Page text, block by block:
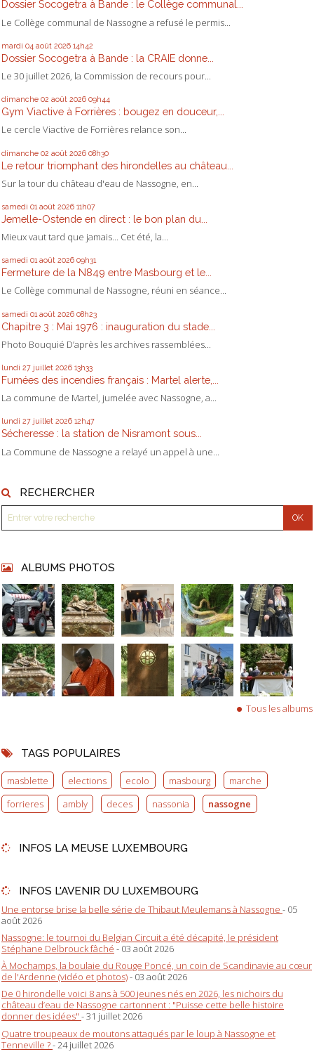
Dossier Socogetra à Bande : le Collège communal...
Le Collège communal de Nassogne a refusé le permis...
mardi 04 août 2026 14h42
Dossier Socogetra à Bande : la CRAIE donne...
Le 30 juillet 2026, la Commission de recours pour...
dimanche 02 août 2026 09h44
Gym Viactive à Forrières : bougez en douceur,...
Le cercle Viactive de Forrières relance son...
dimanche 02 août 2026 08h30
Le retour triomphant des hirondelles au château...
Sur la tour du château d'eau de Nassogne, en...
samedi 01 août 2026 11h07
Jemelle-Ostende en direct : le bon plan du...
Mieux vaut tard que jamais... Cet été, la...
samedi 01 août 2026 09h31
Fermeture de la N849 entre Masbourg et le...
Le Collège communal de Nassogne, réuni en séance...
samedi 01 août 2026 08h23
Chapitre 3 : Mai 1976 : inauguration du stade...
Photo Bouquié D’après les archives rassemblées...
lundi 27 juillet 2026 13h33
Fumées des incendies français : Martel alerte,...
La commune de Martel, jumelée avec Nassogne, a...
lundi 27 juillet 2026 12h47
Sécheresse : la station de Nisramont sous...
La Commune de Nassogne a relayé un appel à une...
RECHERCHER
ALBUMS PHOTOS
Tous les albums
TAGS POPULAIRES
masblette elections ecolo masbourg
marche
forrieres
ambly deces nassonia nassogne
INFOS LA MEUSE LUXEMBOURG
INFOS L'AVENIR DU LUXEMBOURG
Une entorse brise la belle série de Thibaut Meulemans à Nassogne - 05
août 2026
Nassogne: le tournoi du Belgian Circuit a été décapité, le président
Stéphane Delbrouck fâché - 03 août 2026
À Mochamps, la boulaie du Rouge Poncé, un coin de Scandinavie au cœur
de l'Ardenne (vidéo et photos)- 03 août 2026
De 0 hirondelle voici 8 ans à 500 jeunes nés en 2026, les nichoirs du
château d’eau de Nassogne cartonnent : "Puisse cette belle histoire
donner des idées" - 31 juillet 2026
Quatre troupeaux de moutons attaqués par le loup à Nassogne et
Tenneville ?- 24 juillet 2026